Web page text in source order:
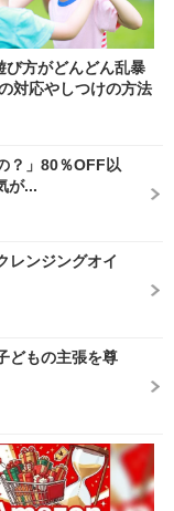
び方がどんどん乱暴
対応やしつけの方法
？」80％OFF以
が...
レンジングオイ
どもの主張を尊